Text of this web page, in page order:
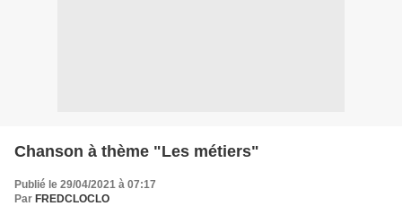
Chanson à thème "Les métiers"
Publié le 29/04/2021 à 07:17
Par FREDCLOCLO